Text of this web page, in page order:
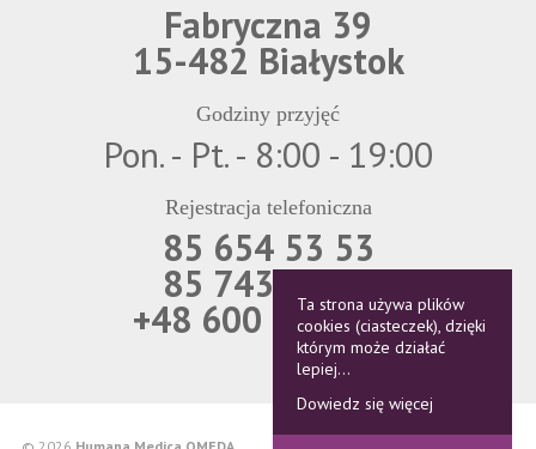
Fabryczna 39
15-482 Białystok
Godziny przyjęć
Pon. - Pt. - 8:00 - 19:00
Rejestracja telefoniczna
85 654 53 53
85 743 69 21
+48 600 850 566
Ta strona używa plików
cookies (ciasteczek), dzięki
którym może działać
lepiej...
Dowiedz się więcej